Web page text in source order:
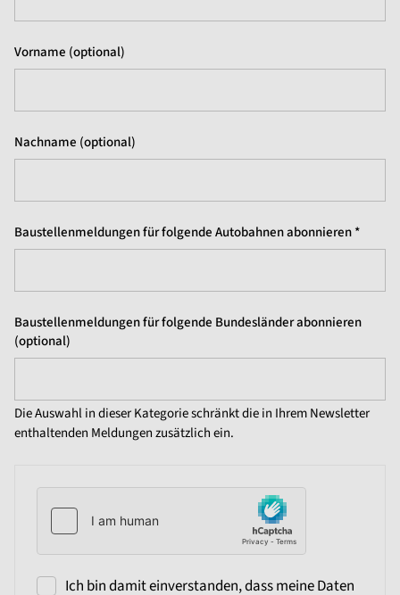
Vorname (optional)
Nachname (optional)
Baustellenmeldungen für folgende Autobahnen abonnieren *
Baustellenmeldungen für folgende Bundesländer abonnieren
(optional)
Die Auswahl in dieser Kategorie schränkt die in Ihrem Newsletter
enthaltenden Meldungen zusätzlich ein.
Ich bin damit einverstanden, dass meine Daten